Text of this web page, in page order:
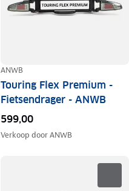
ANWB
Touring Flex Premium -
Fietsendrager - ANWB
599,00
Verkoop doorANWB